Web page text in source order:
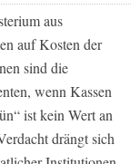
aus
auf Kosten der
sind die
wenn Kassen
ist kein Wert an
drängt sich